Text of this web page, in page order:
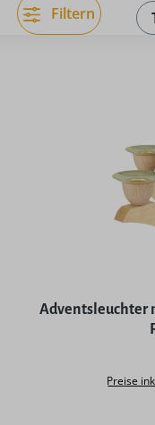
Filtern
Adventsleuchter
Preise